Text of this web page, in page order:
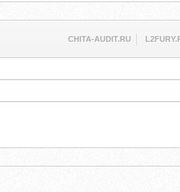
CHITA-AUDIT.RU